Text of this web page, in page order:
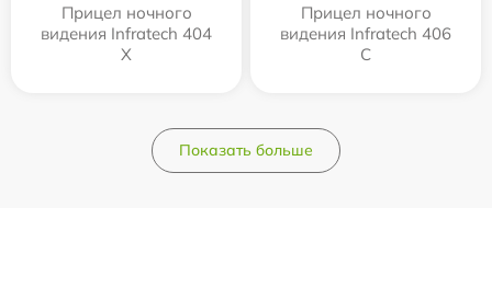
Прицел ночного
видения Infratech 404
Х
Прицел ночного
видения Infratech 406
С
Показать больше